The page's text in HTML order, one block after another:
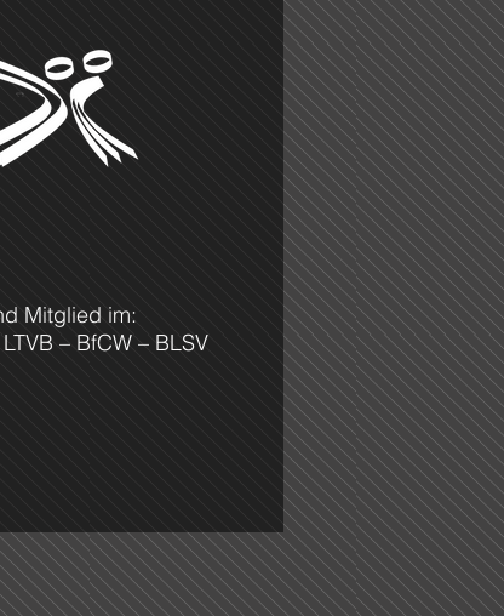
Mitglied im:
– BfCW – BLSV